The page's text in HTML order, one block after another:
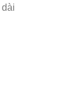
dài